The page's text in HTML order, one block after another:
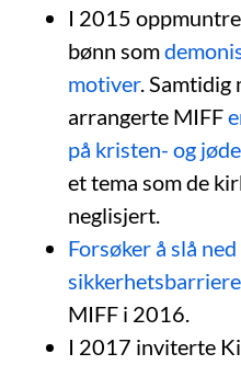
I 2015
bønn som
motiver. Samtidig
arrangerte MIFF
på kristen- og
et tema som de
neglisjert.
Forsøker å slå
MIFF i 2016.
I 2017 inviterte